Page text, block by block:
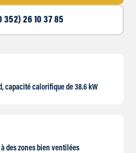
352) 26 10 37 85
capacité calorifique de 38.6 kW
des zones bien ventilées